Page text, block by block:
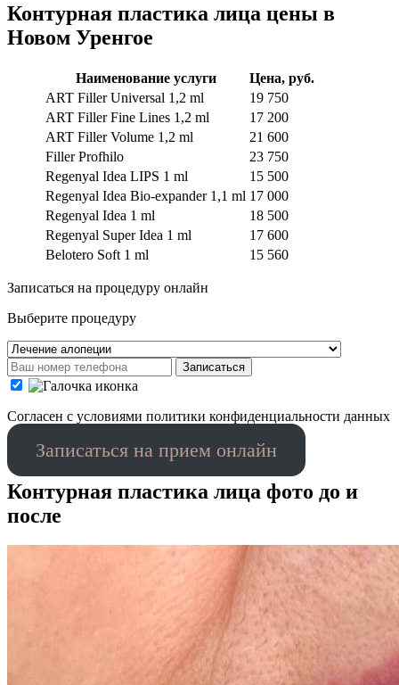
Контурная пластика лица цены в
Новом Уренгое
Наименование услуги
Цена, руб.
ART Filler Universal 1,2 ml
19 750
ART Filler Fine Lines 1,2 ml
17 200
ART Filler Volume 1,2 ml
21 600
Filler Profhilo
23 750
Regenyal Idea LIPS 1 ml
15 500
Regenyal Idea Bio-expander 1,1 ml 17 000
Regenyal Idea 1 ml
18 500
Regenyal Super Idea 1 ml
17 600
Belotero Soft 1 ml
15 560
Записаться на процедуру онлайн
Выберите процедуру
Записаться
Cогласен с условиями политики конфиденциальности данных
Записаться на прием онлайн
Контурная пластика лица фото до и
после